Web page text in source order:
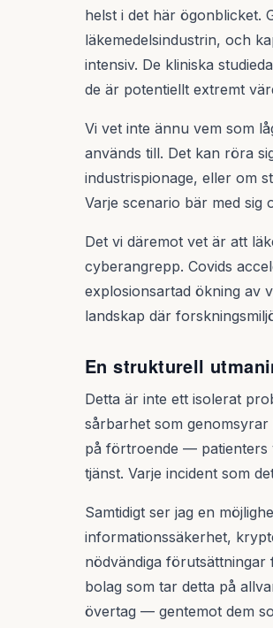
helst i det här ögonblicket.
läkemedelsindustrin, och
intensiv. De kliniska
de är potentiellt extremt
Vi vet inte ännu vem som
används till. Det kan röra
industrispionage, eller om
Varje scenario bär med sig
Det vi däremot vet är att
cyberangrepp. Covids
explosionsartad ökning av
landskap där
En strukturell
Detta är inte ett isolerat
sårbarhet som genomsyrar
på förtroende — patienters
tjänst. Varje incident som
Samtidigt ser jag en
informationssäkerhet,
nödvändiga
bolag som tar detta på
övertag — gentemot dem